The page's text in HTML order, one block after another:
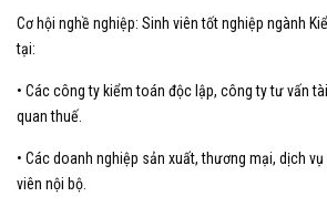
Cơ hội nghề nghiệp: Sinh viên tốt nghiệp ngành
tại:
• Các công ty kiểm toán độc lập, công ty tư vấn
quan thuế.
• Các doanh nghiệp sản xuất, thương mại, dịch
viên nội bộ.